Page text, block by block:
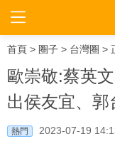
首頁 > 圈子 > 台灣圈 >
歐崇敬:蔡英
出侯友宜、
熱門 2023-07-19